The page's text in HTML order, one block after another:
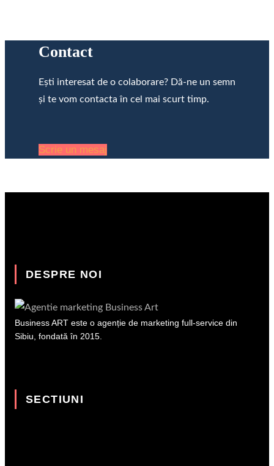
Contact
Ești interesat de o colaborare? Dă-ne un semn
și te vom contacta în cel mai scurt timp.
Scrie un mesaj
DESPRE NOI
Business ART este o agenție de marketing full-service din
Sibiu, fondată în 2015.
SECTIUNI